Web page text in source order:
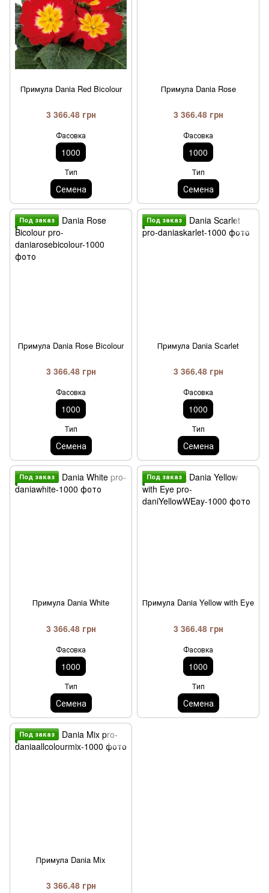
Примула Dania Red Bicolour
3 366.48 грн
Фасовка
1000
Тип
Семена
Примула Dania Rose
3 366.48 грн
Фасовка
1000
Тип
Семена
Под заказ
Примула Dania Rose Bicolour
3 366.48 грн
Фасовка
1000
Тип
Семена
Под заказ
Примула Dania Scarlet
3 366.48 грн
Фасовка
1000
Тип
Семена
Под заказ
Примула Dania White
3 366.48 грн
Фасовка
1000
Тип
Семена
Под заказ
Примула Dania Yellow with Eye
3 366.48 грн
Фасовка
1000
Тип
Семена
Под заказ
Примула Dania Mix
3 366.48 грн